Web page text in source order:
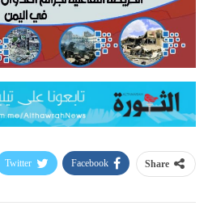
Share
Facebook
Twitter